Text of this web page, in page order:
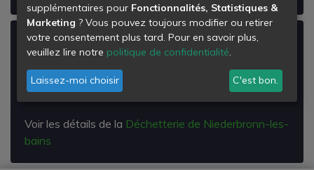
Déchetterie de Niederbronn-les-bains
Zone Industrielle du Sandholtz
67110
Niederbronn-les-Bains
Voir les détails de la Déchetterie de Niederbronn-les-
bains
supplémentaires pour Fonctionnalités, Statistiques &
Marketing ? Vous pouvez toujours modifier ou retirer
votre consentement plus tard. Pour en savoir plus,
veuillez lire notre politique de confidentialité.
Laissez-moi choisir C'est bon.